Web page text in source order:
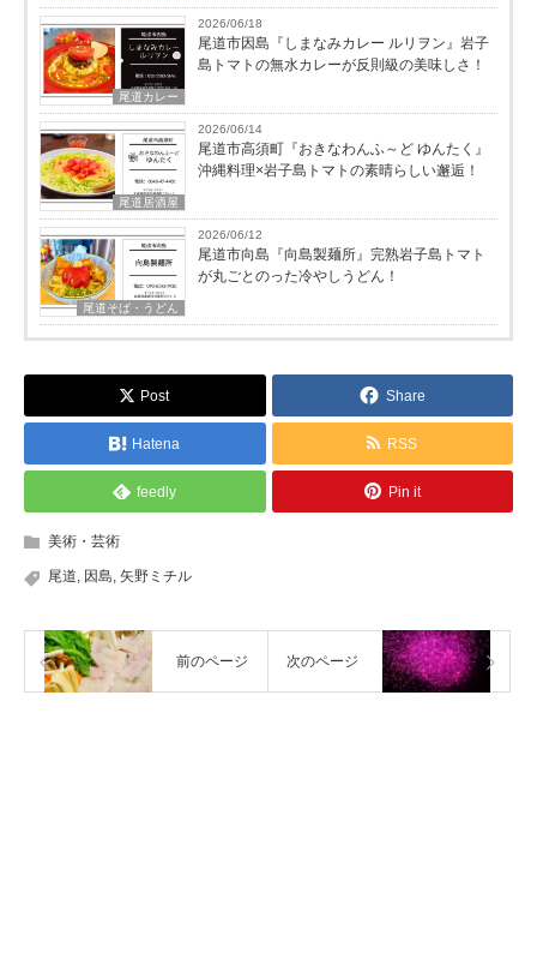
尾道カレー
2026/06/18
尾道市因島『しまなみカレー ルリヲン』岩子
島トマトの無水カレーが反則級の美味しさ！
尾道居酒屋
2026/06/14
尾道市高須町『おきなわんふ～ど ゆんたく』
沖縄料理×岩子島トマトの素晴らしい邂逅！
尾道そば・うどん
2026/06/12
尾道市向島『向島製麺所』完熟岩子島トマト
が丸ごとのった冷やしうどん！
Post Share
Hatena RSS
feedly Pin it
美術・芸術
尾道, 因島, 矢野ミチル
前のページ 次のページ